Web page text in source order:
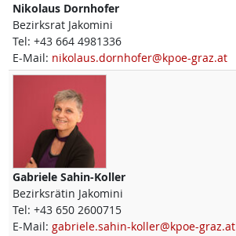
Nikolaus Dornhofer
Bezirksrat Jakomini
Tel: +43 664 4981336
E-Mail: nikolaus.dornhofer@kpoe-graz.at
Gabriele Sahin-Koller
Bezirksrätin Jakomini
Tel: +43 650 2600715
E-Mail: gabriele.sahin-koller@kpoe-graz.at